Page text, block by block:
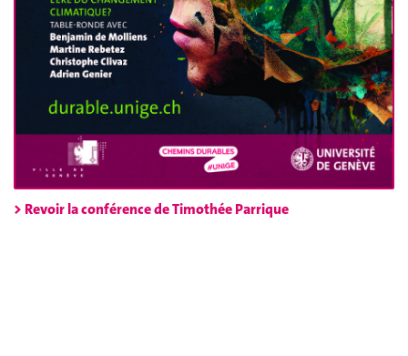
> Revoir la conférence de Timothée Parrique